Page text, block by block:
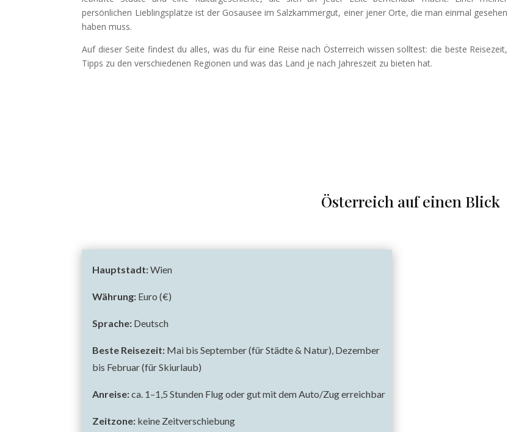
persönlichen Lieblingsplätze ist der Gosausee im Salzkammergut, einer jener Orte, die man einmal gesehen
haben muss.
Auf dieser Seite findest du alles, was du für eine Reise nach Österreich wissen solltest: die beste Reisezeit,
Tipps zu den verschiedenen Regionen und was das Land je nach Jahreszeit zu bieten hat.
Österreich auf einen Blick
Hauptstadt:Wien
Währung: Euro (€)
Sprache: Deutsch
Beste Reisezeit: Mai bis September (für Städte & Natur), Dezember
bis Februar (für Skiurlaub)
Anreise:ca. 1–1,5 Stunden Flug oder gut mit dem Auto/Zug erreichbar
Zeitzone: keine Zeitverschiebung